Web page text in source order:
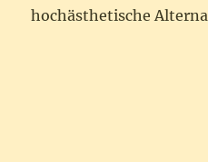
hochästhetische